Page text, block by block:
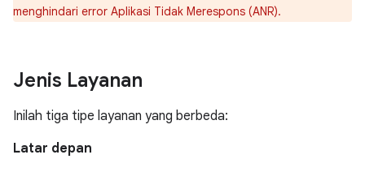
menghindari error Aplikasi Tidak Merespons (ANR).
Jenis Layanan
Inilah tiga tipe layanan yang berbeda:
Latar depan